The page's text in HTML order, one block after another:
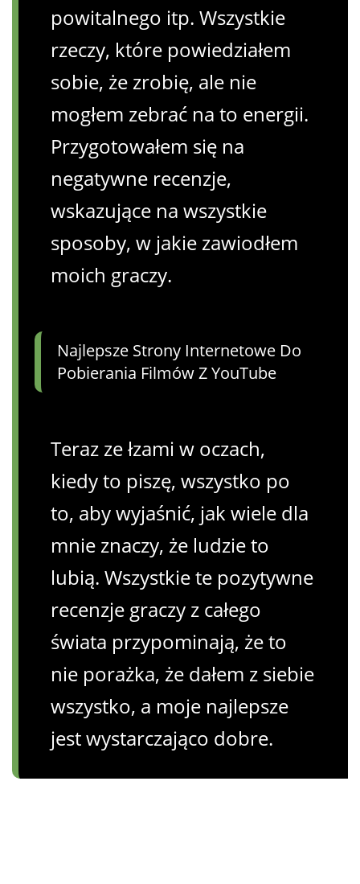
powitalnego itp. Wszystkie
rzeczy, które powiedziałem
sobie, że zrobię, ale nie
mogłem zebrać na to energii.
Przygotowałem się na
negatywne recenzje,
wskazujące na wszystkie
sposoby, w jakie zawiodłem
moich graczy.
Najlepsze Strony Internetowe Do
Pobierania Filmów Z YouTube
Teraz ze łzami w oczach,
kiedy to piszę, wszystko po
to, aby wyjaśnić, jak wiele dla
mnie znaczy, że ludzie to
lubią. Wszystkie te pozytywne
recenzje graczy z całego
świata przypominają, że to
nie porażka, że ​​dałem z siebie
wszystko, a moje najlepsze
jest wystarczająco dobre.